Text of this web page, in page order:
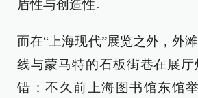
盾性与创造性。
而在“上海现代”展览之外，外
线与蒙马特的石板街巷在展
错：不久前上海图书馆东馆